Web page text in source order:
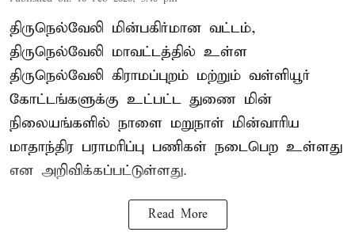
திருநெல்வேலி மின்பகிர்மான வட்டம்,
திருநெல்வேலி மாவட்டத்தில் உள்ள
திருநெல்வேலி கிராமப்புறம் மற்றும் வள்ளியூர்
கோட்டங்களுக்கு உட்பட்ட துணை மின்
நிலையங்களில் நாளை மறுநாள் மின்வாரிய
மாதாந்திர பராமரிப்பு பணிகள் நடைபெற உள்ளது
என அறிவிக்கப்பட்டுள்ளது.
Read More